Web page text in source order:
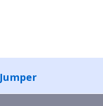
Jumper